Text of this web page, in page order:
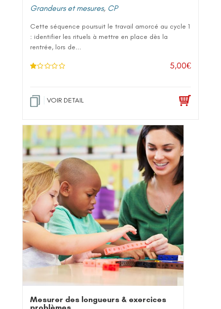
Grandeurs et mesures, CP
Cette séquence poursuit le travail amorcé au cycle 1
: identifier les rituels à mettre en place dès la
rentrée, lors de...
.0
5,00€
VOIR DETAIL
Mesurer des longueurs & exercices